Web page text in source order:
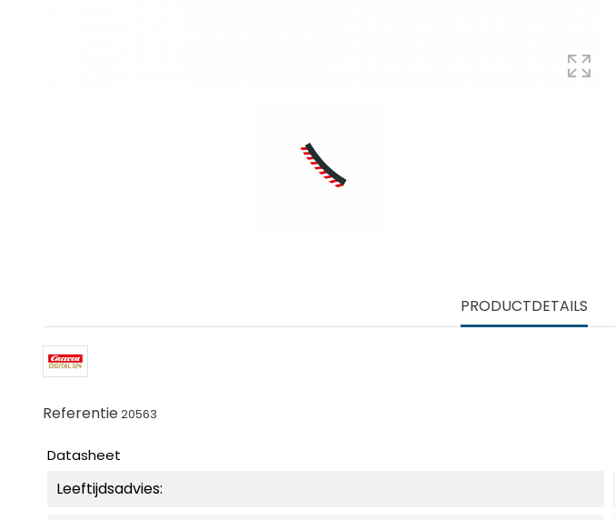
PRODUCTDETAILS
Referentie20563
Datasheet
Leeftijdsadvies: